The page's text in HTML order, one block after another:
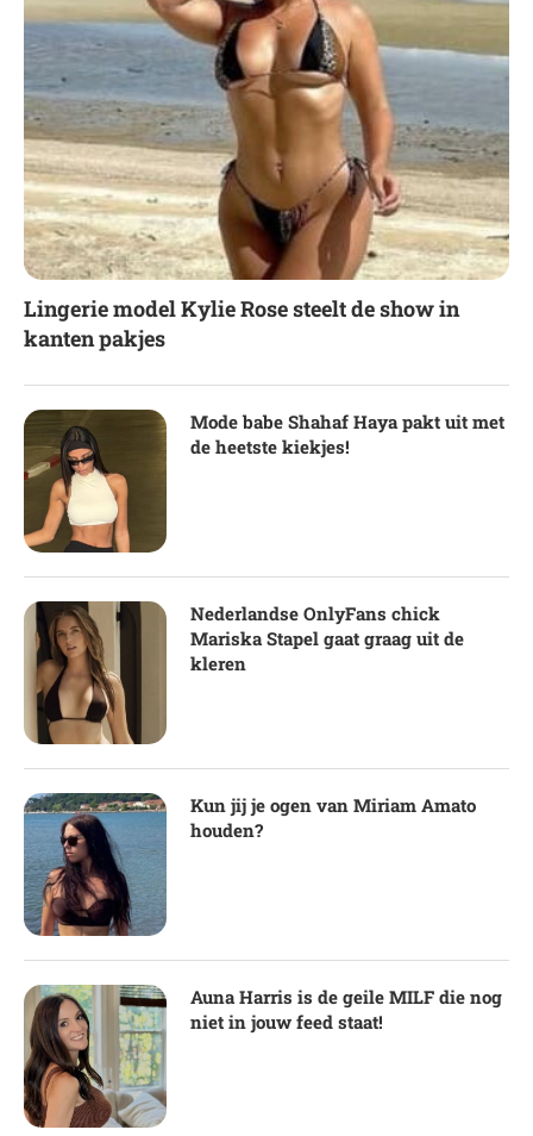
Lingerie model Kylie Rose steelt de show in
kanten pakjes
Mode babe Shahaf Haya pakt uit met
de heetste kiekjes!
Nederlandse OnlyFans chick
Mariska Stapel gaat graag uit de
kleren
Kun jij je ogen van Miriam Amato
houden?
Auna Harris is de geile MILF die nog
niet in jouw feed staat!